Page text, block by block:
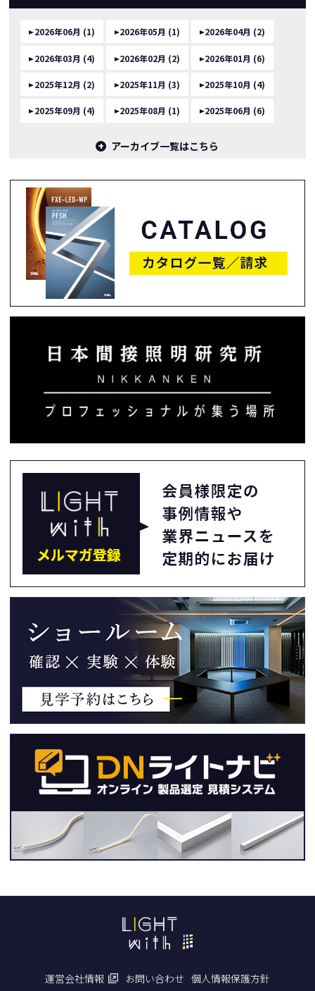
2026年06月 (1) 2026年05月 (1) 2026年04月 (2)
2026年03月 (4) 2026年02月 (2) 2026年01月 (6)
2025年12月 (2) 2025年11月 (3) 2025年10月 (4)
2025年09月 (4) 2025年08月 (1) 2025年06月 (6)
アーカイブ一覧はこちら
運営会社情報 お問い合わせ 個人情報保護方針